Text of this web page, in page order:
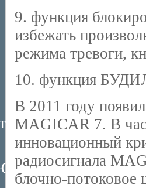
9. функция
избежать
режима тревоги,
10. функция
В 2011 году
MAGICAR 7. В
инновационный
радиосигнала
блочно-потоковое